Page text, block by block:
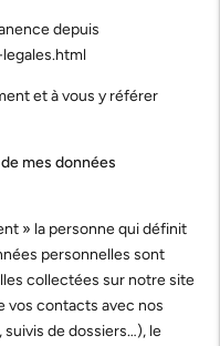
depuis
et à vous y référer
mes données
» la personne qui définit
personnelles sont
collectées sur notre site
vos contacts avec nos
de dossiers…), le